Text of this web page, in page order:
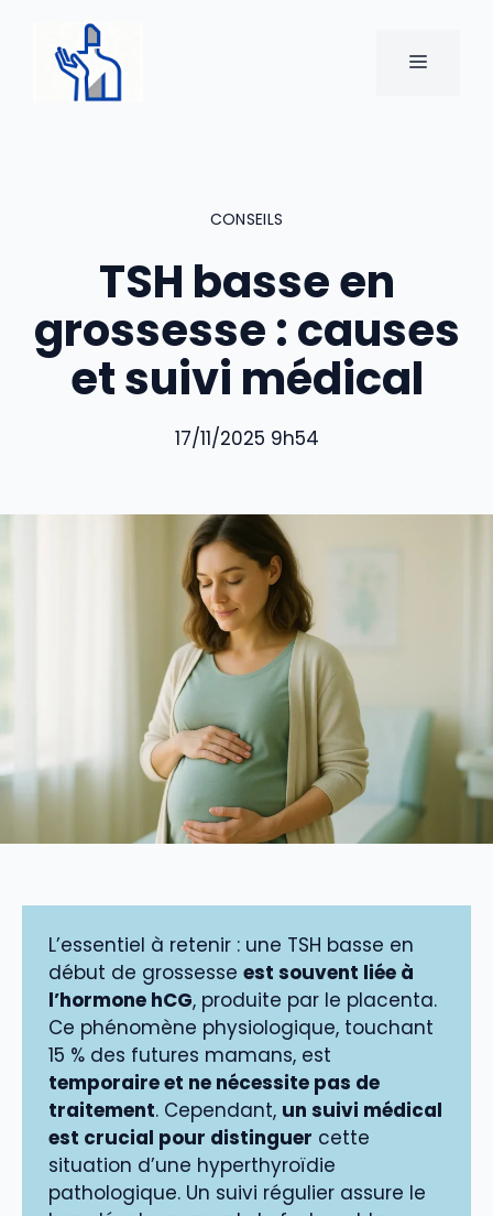
contenu
MENU
CONSEILS
TSH basse en
grossesse : causes
et suivi médical
17/11/2025 9h54
L’essentiel à retenir : une TSH basse en
début de grossesse est souvent liée à
l’hormone hCG, produite par le placenta.
Ce phénomène physiologique, touchant
15 % des futures mamans, est
temporaire et ne nécessite pas de
traitement. Cependant, un suivi médical
est crucial pour distinguer cette
situation d’une hyperthyroïdie
pathologique. Un suivi régulier assure le